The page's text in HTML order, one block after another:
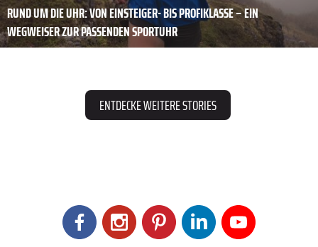
RUND UM DIE UHR: VON EINSTEIGER- BIS PROFIKLASSE – EIN
WEGWEISER ZUR PASSENDEN SPORTUHR
ENTDECKE WEITERE STORIES